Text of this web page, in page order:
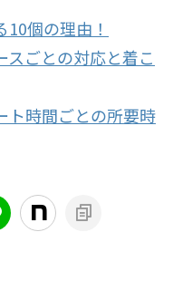
10個の理由！
スごとの対応と着こ
ト時間ごとの所要時